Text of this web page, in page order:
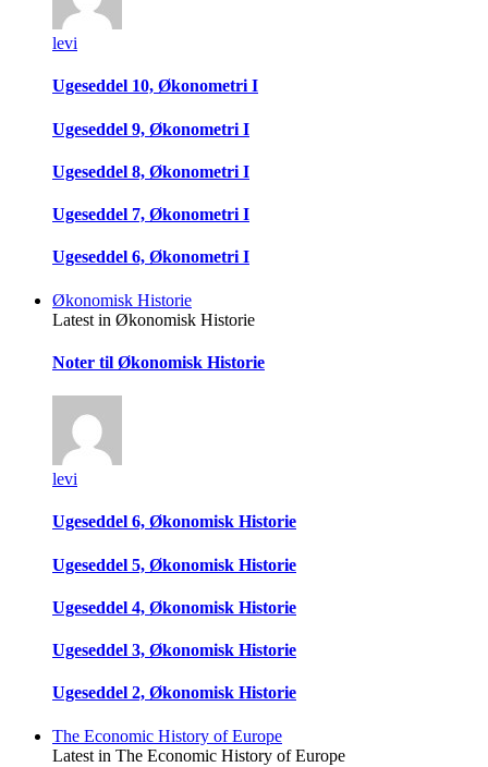
levi
Ugeseddel 10, Økonometri I
Ugeseddel 9, Økonometri I
Ugeseddel 8, Økonometri I
Ugeseddel 7, Økonometri I
Ugeseddel 6, Økonometri I
Økonomisk Historie
Latest in Økonomisk Historie
Noter til Økonomisk Historie
levi
Ugeseddel 6, Økonomisk Historie
Ugeseddel 5, Økonomisk Historie
Ugeseddel 4, Økonomisk Historie
Ugeseddel 3, Økonomisk Historie
Ugeseddel 2, Økonomisk Historie
The Economic History of Europe
Latest in The Economic History of Europe